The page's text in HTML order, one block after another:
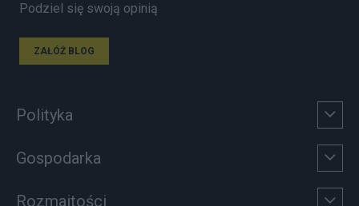
Podziel się swoją opinią
ZAŁÓŻ BLOG
Polityka
Gospodarka
Rozmaitości